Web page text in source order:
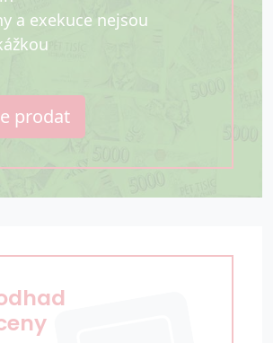
a exekuce nejsou
prodat